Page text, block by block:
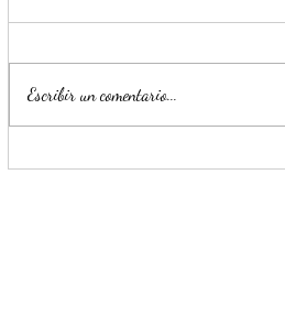
Inicia el registro a la Pensión
Escribir un comentario...